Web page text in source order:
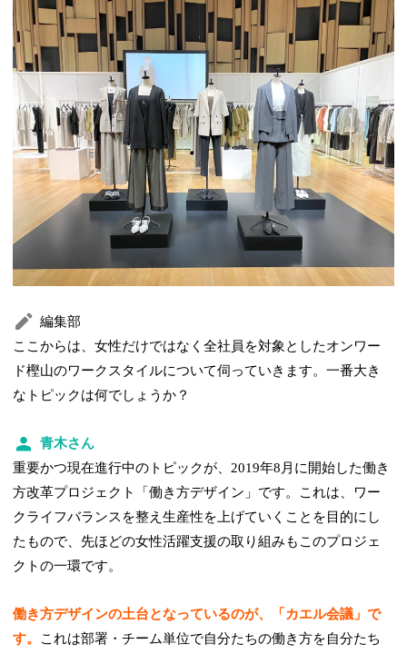
編集部
ここからは、女性だけではなく全社員を対象としたオンワー
ド樫山のワークスタイルについて伺っていきます。一番大き
なトピックは何でしょうか？
青木さん
重要かつ現在進行中のトピックが、2019年8月に開始した働き
方改革プロジェクト「働き方デザイン」です。これは、ワー
クライフバランスを整え生産性を上げていくことを目的にし
たもので、先ほどの女性活躍支援の取り組みもこのプロジェ
クトの一環です。
働き方デザインの土台となっているのが、「カエル会議」で
す。
これは部署・チーム単位で自分たちの働き方を自分たち